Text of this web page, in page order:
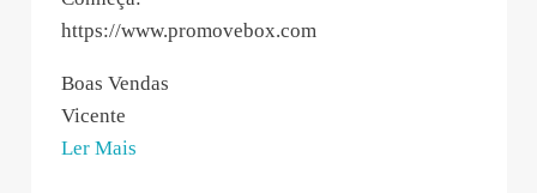
https://www.promovebox.com
Boas Vendas
Vicente
Ler Mais